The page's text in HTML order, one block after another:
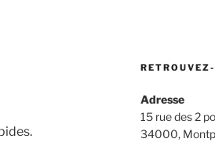
Adresse
15 rue des 2
34000,